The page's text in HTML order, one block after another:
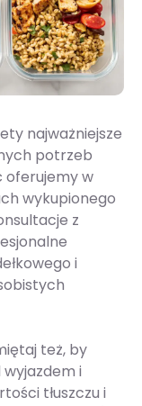
najważniejsze
potrzeb
oferujemy w
wykupionego
z
i
też, by
i
tłuszczu i